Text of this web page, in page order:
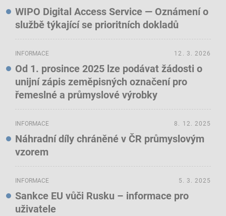
WIPO Digital Access Service — Oznámení o
službě týkající se prioritních dokladů
INFORMACE
Od 1. prosince 2025 lze podávat žádosti o
unijní zápis zeměpisných označení pro
řemeslné a průmyslové výrobky
12. 3. 2026
INFORMACE
Náhradní díly chráněné v ČR průmyslovým
vzorem
8. 12. 2025
INFORMACE
Sankce EU vůči Rusku – informace pro
uživatele
5. 3. 2025